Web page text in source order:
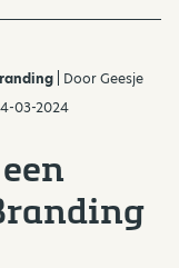
| DoorGeesje
03-2024